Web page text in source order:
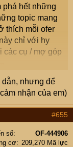
phá hết những
topic mang
thích mỗi ofer
chỉ với hy
các cụ / mợ góp
nhat-ky-di-
và tình cảm
có điều kiện
dẫn, nhưng để
nhận của em)
#655
số
OF-444906
cơ
209,270 Mã lực